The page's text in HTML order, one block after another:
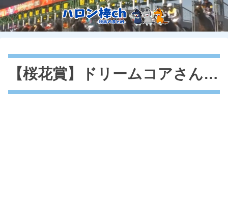
【桜花賞】ドリームコアさん…